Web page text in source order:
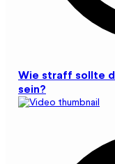
Wie straff sollte
sein?